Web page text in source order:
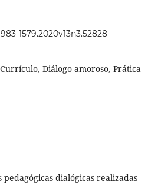
1579.2020v13n3.52828
Diálogo amoroso, Prática
dialógicas realizadas